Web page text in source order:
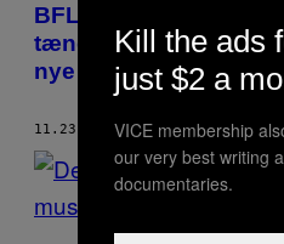
BFL erklærer krig mod
tænder joints med en
nye video
11.23.17 AFLASSE CATO
Kill the ads
just $2 a
VICE membership
our very best writing
documentaries.